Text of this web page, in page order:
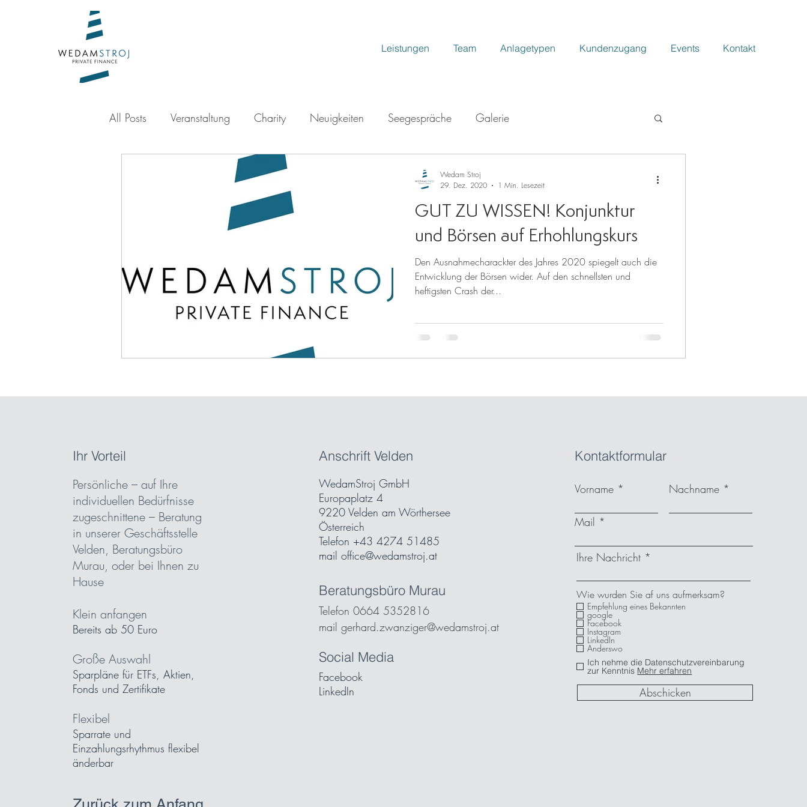
Leistungen Team Anlagetypen Kundenzugang Events Kontakt
All Posts Veranstaltung Charity Neuigkeiten Seegespräche Galerie
GUT ZU WISSEN! Konjunktur
und Börsen auf Erhohlungskurs
Den Ausnahmecharackter des Jahres 2020 spiegelt auch die
Entwicklung der Börsen wider. Auf den schnellsten und
heftigsten Crash der...
Wedam Stroj
29. Dez. 2020
1 Min. Lesezeit
Ihr Vorteil
Persönliche – auf Ihre
individuellen Bedürfnisse
zugeschnittene – Beratung
in unserer Geschäftsstelle
Velden, Beratungsbüro
Murau, oder bei Ihnen zu
Hause
Klein anfangen
Bereits ab 50 Euro
Große Auswahl
Sparpläne für ETFs, Aktien,
Fonds und Zertifikate
Flexibel
Sparrate und
Einzahlungsrhythmus flexibel
änderbar
Anschrift Velden
WedamStroj GmbH
Europaplatz 4
9220 Velden am Wörthersee
Österreich
Telefon +43 4274 51485
mail office@wedamstroj.at
Beratungsbüro Murau
Telefon 0664 5352816
mail gerhard.zwanziger@wedamstroj.at
Social Media
Facebook
LinkedIn
Kontaktformular
Vorname Nachname
Mail
Ihre Nachricht
Wie wurden Sie af uns aufmerksam?
Empfehlung eines Bekannten
google
Facebook
Instagram
LinkedIn
Anderswo
Ich nehme die Datenschutzvereinbarung
zur Kenntnis Mehr erfahren
Abschicken